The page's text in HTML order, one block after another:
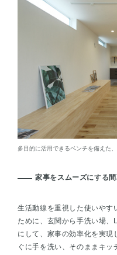
多目的に活用できるベンチを備えた
家事をスムーズにする間
生活動線を重視した使いや
ために、玄関から手洗い場、
にして、家事の効率化を実
ぐに手を洗い、そのままキ